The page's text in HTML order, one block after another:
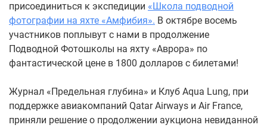
присоединиться к экспедиции «Школа подводной
фотографии на яхте «Амфибия». В октябре восемь
участников поплывут с нами в продолжение
Подводной Фотошколы на яхту «Аврора» по
фантастической цене в 1800 долларов с билетами!
Журнал «Предельная глубина» и Клуб Aqua Lung, при
поддержке авиакомпаний Qatar Airways и Air France,
приняли решение о продолжении аукциона невиданной